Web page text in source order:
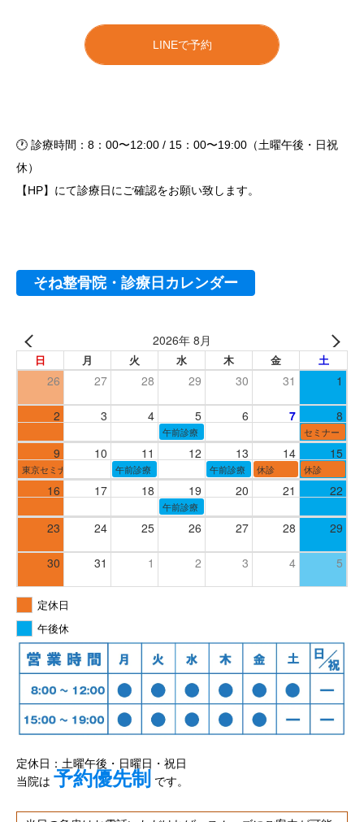
LINEで予約
🕐 診療時間：8：00〜12:00 / 15：00〜19:00（土曜午後・日祝
休）
【HP】にて診療日にご確認をお願い致します。
そね整骨院・診療日カレンダー
2026年 8月
日 月 火 水 木 金 土
26 27 28 29 30 31 1
2 3 4 5 6 7 8
午前診療 セミナー
9 10 11 12 13 14 15
東京セミナー 午前診療 午前診療 休診 休診
16 17 18 19 20 21 22
午前診療
23 24 25 26 27 28 29
30 31 1 2 3 4 5
定休日
午後休
定休日：土曜午後・日曜日・祝日
当院は 予約優先制 です。